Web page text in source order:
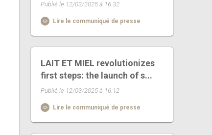
Publié le 12/03/2025 à 16:32
Lire le communiqué de presse
LAIT ET MIEL revolutionizes
first steps: the launch of s...
Publié le 12/03/2025 à 16:12
Lire le communiqué de presse